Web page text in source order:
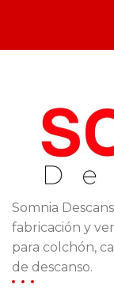
Somnia
fabricación y
para colchón,
de descanso.